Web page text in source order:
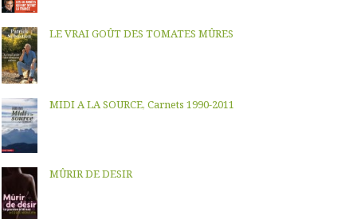
LE VRAI GOÛT DES TOMATES MÛRES
MIDI A LA SOURCE, Carnets 1990-2011
MÛRIR DE DESIR